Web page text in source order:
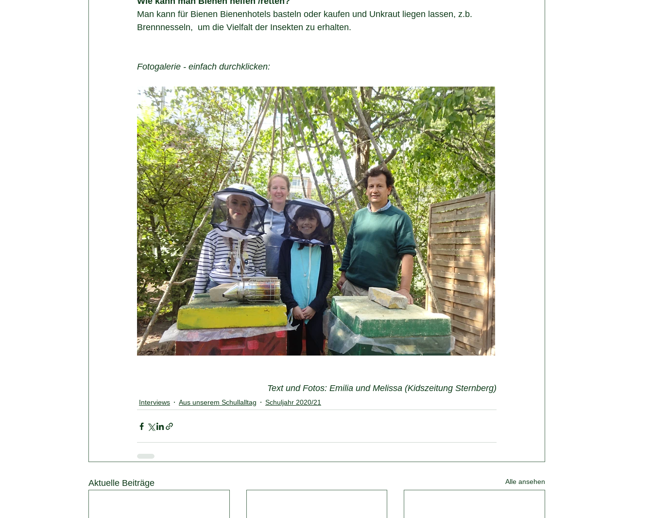
Man kann für Bienen Bienenhotels basteln oder kaufen und Unkraut liegen lassen, z.b.
Brennnesseln,  um die Vielfalt der Insekten zu erhalten.
Fotogalerie - einfach durchklicken:
Text und Fotos: Emilia und Melissa (Kidszeitung Sternberg)
Interviews Aus unserem Schullalltag Schuljahr 2020/21
Aktuelle Beiträge Alle ansehen